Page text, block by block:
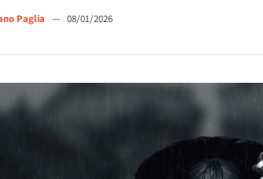
Paglia — 08/01/2026